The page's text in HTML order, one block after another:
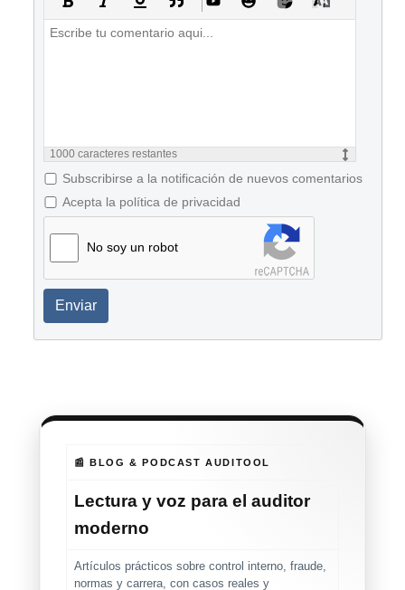
1000 caracteres restantes
Subscribirse a la notificación de nuevos comentarios
Acepta la política de privacidad
No soy un robot
Enviar
📰 BLOG & PODCAST AUDITOOL
Lectura y voz para el auditor
moderno
Artículos prácticos sobre control interno, fraude,
normas y carrera, con casos reales y